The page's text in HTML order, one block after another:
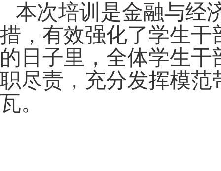
本次培训是金融与经
措，有效强化了学生
的日子里，全体学生
职尽责，充分发挥模
瓦。